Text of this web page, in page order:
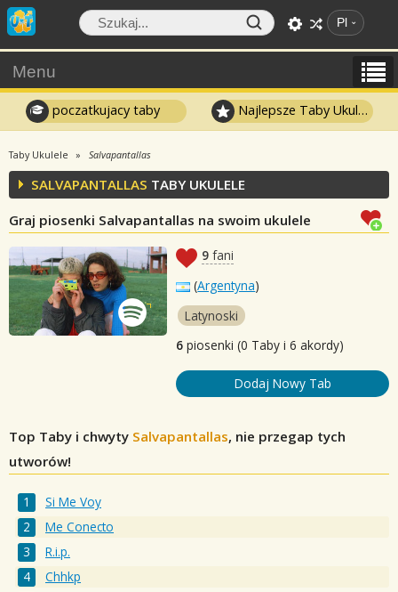
Pl
Menu
poczatkujacy taby Najlepsze Taby Ukulele
Taby Ukulele Salvapantallas
SALVAPANTALLAS TABY UKULELE
Graj piosenki Salvapantallas na swoim ukulele
9 fani
(Argentyna)
Latynoski
6 piosenki (0 Taby i 6 akordy)
Dodaj Nowy Tab
Top Taby i chwyty Salvapantallas, nie przegap tych
utworów!
Si Me Voy
Me Conecto
R.i.p.
Chhkp